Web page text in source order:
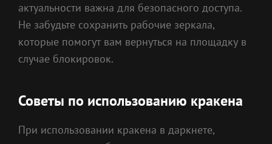
актуальности важна для безопасного доступа.
Не забудьте сохранить рабочие зеркала,
которые помогут вам вернуться на площадку в
случае блокировок.
Советы по использованию кракена
При использовании кракена в даркнете,